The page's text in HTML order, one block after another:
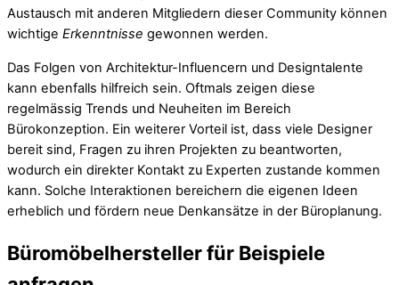
Austausch mit anderen Mitgliedern dieser Community können
wichtige Erkenntnisse gewonnen werden.
Das Folgen von Architektur-Influencern und Designtalente
kann ebenfalls hilfreich sein. Oftmals zeigen diese
regelmässig Trends und Neuheiten im Bereich
Bürokonzeption. Ein weiterer Vorteil ist, dass viele Designer
bereit sind, Fragen zu ihren Projekten zu beantworten,
wodurch ein direkter Kontakt zu Experten zustande kommen
kann. Solche Interaktionen bereichern die eigenen Ideen
erheblich und fördern neue Denkansätze in der Büroplanung.
Büromöbelhersteller für Beispiele